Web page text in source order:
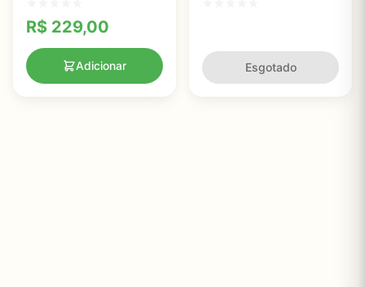
R$ 229,00
Adicionar Esgotado